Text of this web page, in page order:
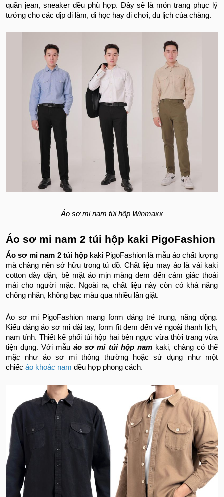
quần jean, sneaker đều phù hợp. Đây sẽ là món trang phục lý
tưởng cho các dịp đi làm, đi học hay đi chơi, du lịch của chàng.
Áo sơ mi nam túi hộp Winmaxx
Áo sơ mi nam 2 túi hộp kaki PigoFashion
Áo sơ mi nam 2 túi hộpkaki PigoFashion là mẫu áo chất lượng
mà chàng nên sở hữu trong tủ đồ. Chất liệu may áo là vải kaki
cotton dày dặn, bề mặt áo mịn màng đem đến cảm giác thoải
mái cho người mặc. Ngoài ra, chất liệu này còn có khả năng
chống nhăn, không bạc màu qua nhiều lần giặt.
Áo sơ mi PigoFashion mang form dáng trẻ trung, năng động.
Kiểu dáng áo sơ mi dài tay, form fit đem đến vẻ ngoài thanh lịch,
nam tính. Thiết kế phối túi hộp hai bên ngực vừa thời trang vừa
tiện dụng. Với mẫuáo sơ mi túi hộp namkaki, chàng có thể
mặc như áo sơ mi thông thường hoặc sử dụng như một
chiếc áo khoác nam đều hợp phong cách.